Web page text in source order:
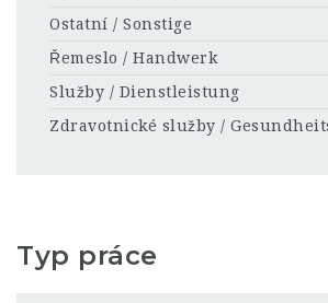
Ostatní / Sonstige
Řemeslo / Handwerk
Služby / Dienstleistung
Zdravotnické služby /
Typ práce